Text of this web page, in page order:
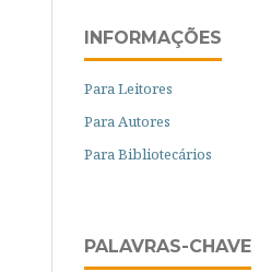
INFORMAÇÕES
Para Leitores
Para Autores
Para Bibliotecários
PALAVRAS-CHAVE